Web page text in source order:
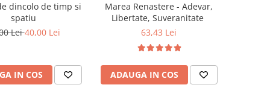
dincolo de timp si
spatiu
Lei40,00 Lei
IN COS
Marea Renastere - Adevar,
Libertate, Suveranitate
63,43 Lei
ADAUGA IN COS